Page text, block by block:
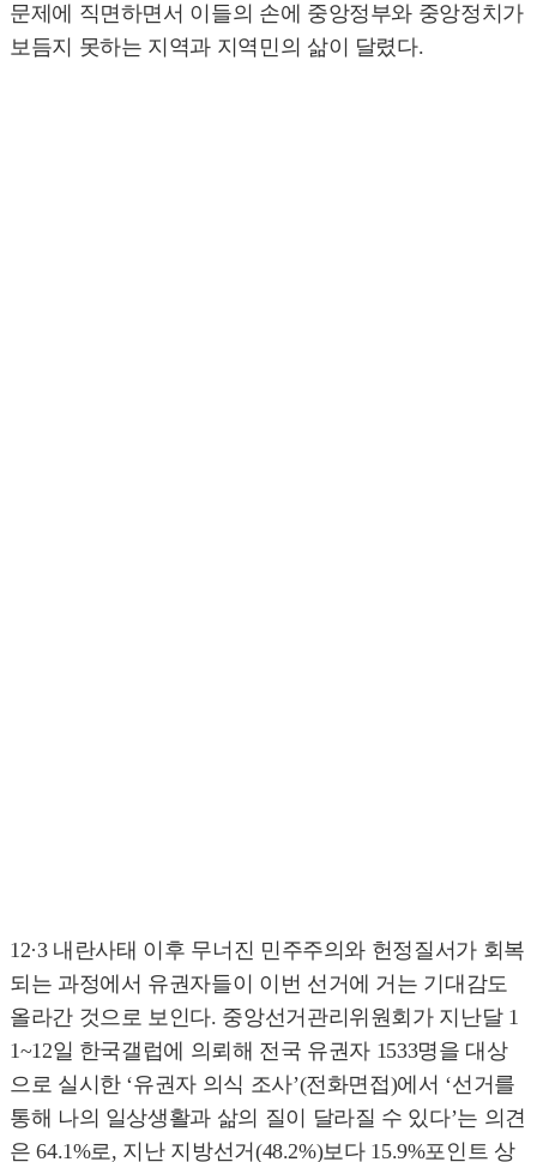
문제에 직면하면서 이들의 손에 중앙정부와 중앙정치가
보듬지 못하는 지역과 지역민의 삶이 달렸다.
12·3 내란사태 이후 무너진 민주주의와 헌정질서가 회복
되는 과정에서 유권자들이 이번 선거에 거는 기대감도
올라간 것으로 보인다. 중앙선거관리위원회가 지난달 1
1~12일 한국갤럽에 의뢰해 전국 유권자 1533명을 대상
으로 실시한 ‘유권자 의식 조사’(전화면접)에서 ‘선거를
통해 나의 일상생활과 삶의 질이 달라질 수 있다’는 의견
은 64.1%로, 지난 지방선거(48.2%)보다 15.9%포인트 상